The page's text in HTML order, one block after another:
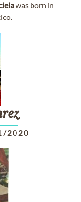
was born in
2020